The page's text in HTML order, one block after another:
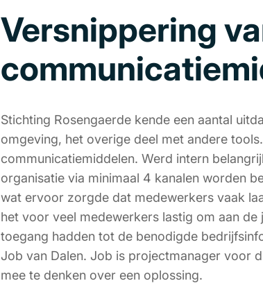
Versnippering
Stichting Rosengaerde kende een aantal
omgeving, het overige deel met andere
communicatiemiddelen. Werd intern
organisatie via minimaal 4 kanalen worden
wat ervoor zorgde dat medewerkers vaak
het voor veel medewerkers lastig om aan
toegang hadden tot de benodigde
Job van Dalen. Job is projectmanager voor
mee te denken over een oplossing.